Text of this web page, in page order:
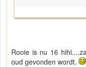
Rooie is nu 16
oud gevonden wordt.